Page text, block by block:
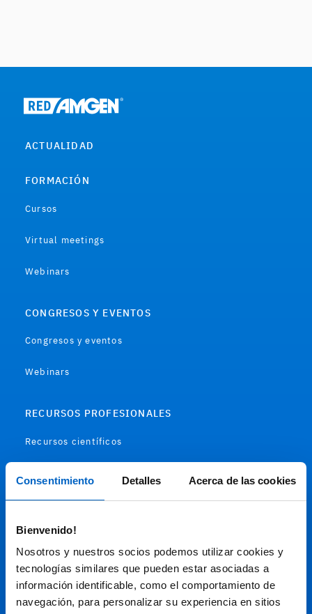
Consentimiento Detalles Acerca de las cookies
Bienvenido!
Nosotros y nuestros socios podemos utilizar cookies y
tecnologías similares que pueden estar asociadas a
información identificable, como el comportamiento de
navegación, para personalizar su experiencia en sitios
ACTUALIDAD
FORMACIÓN
Cursos
Virtual meetings
Webinars
CONGRESOS Y EVENTOS
Congresos y eventos
Webinars
RECURSOS PROFESIONALES
Recursos científicos
Audiovisual
Espacio de Información Médica
Este sitio web está orientado a profesionales sanitarios de